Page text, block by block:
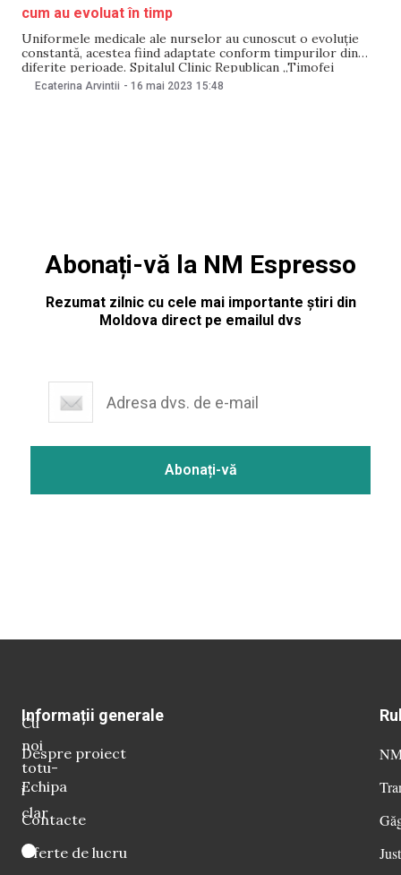
cum au evoluat în timp
Uniformele medicale ale nurselor au cunoscut o evoluție
constantă, acestea fiind adaptate conform timpurilor din
diferite perioade. Spitalul Clinic Republican „Timofei
Moșneaga” a realizat o sesiune foto în care a prezentat
Ecaterina Arvintii - 16 mai 2023 15:48
Abonați-vă la NM Espresso
Rezumat zilnic cu cele mai importante știri din
Moldova direct pe emailul dvs
Cu
noi
totu-
i
clar
Informații generale
Despre proiect
Echipa
Contacte
Oferte de lucru